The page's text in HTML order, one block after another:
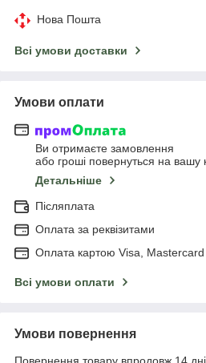
Нова Пошта
Всі умови доставки
Умови оплати
Ви отримаєте замовлення
або гроші повернуться на вашу
Детальніше
Післяплата
Оплата за реквізитами
Оплата картою Visa,
Всі умови оплати
Умови повернення